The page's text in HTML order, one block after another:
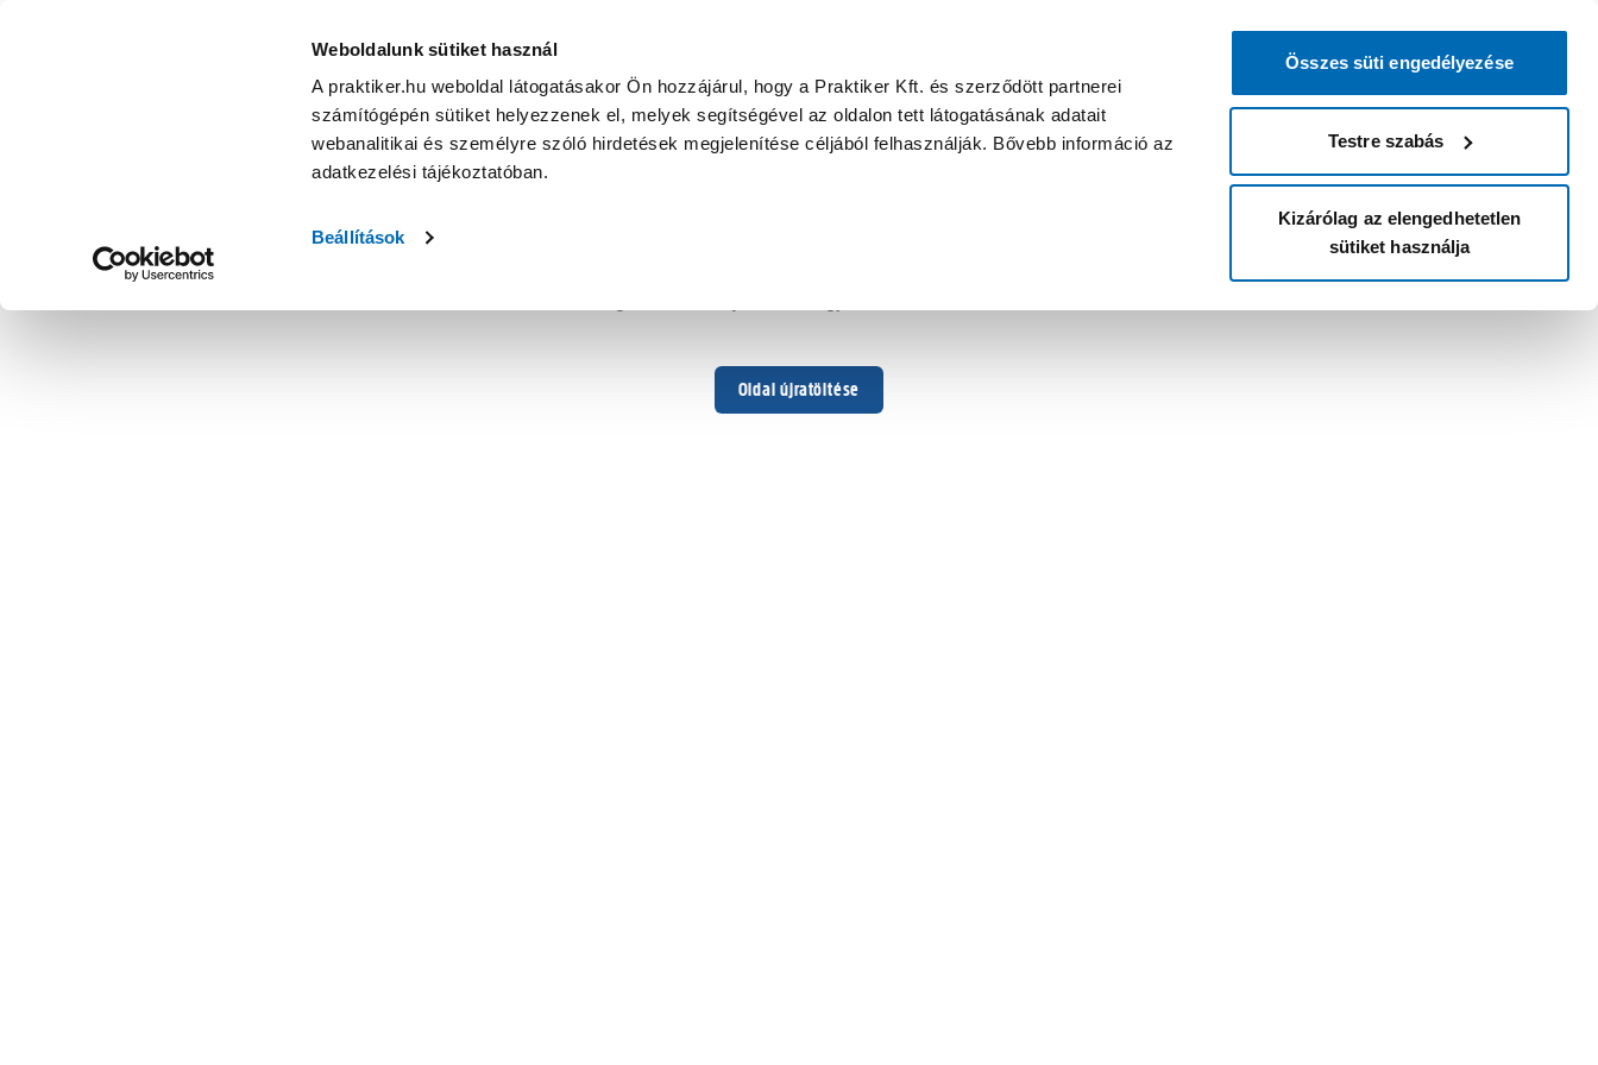
Weboldalunk sütiket használ
A praktiker.hu weboldal látogatásakor Ön hozzájárul, hogy a Praktiker Kft. és szerződött partnerei
számítógépén sütiket helyezzenek el, melyek segítségével az oldalon tett látogatásának adatait
webanalitikai és személyre szóló hirdetések megjelenítése céljából felhasználják. Bővebb információ az
adatkezelési tájékoztatóban.
Beállítások
Összes süti engedélyezése
Testre szabás
Kizárólag az elengedhetetlen
sütiket használja
Oldal újratöltése